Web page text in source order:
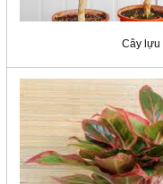
Cây lựu